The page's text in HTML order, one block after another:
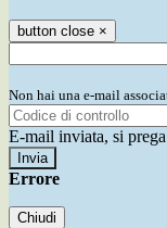
button close ×
Non hai una e-mail
E-mail inviata, si
Errore
Chiudi